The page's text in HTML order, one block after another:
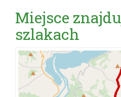
Miejsce
szlakach